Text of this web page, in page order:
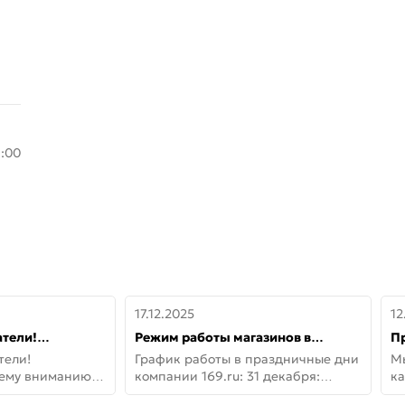
вниманию
вниманию
Новая
17.12.2025
Режим работы магазинов в
праздничные дни с 31 декабря по
11 января
График работы в праздничные дни
компании 169.ru: 31 декабря:
Заказы, самовывоз и доставки —